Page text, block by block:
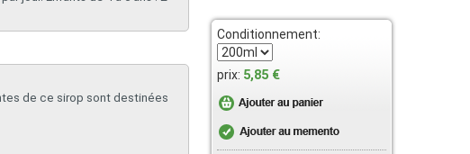
de ce sirop sont destinées
Conditionnement:
prix: 5,85 €